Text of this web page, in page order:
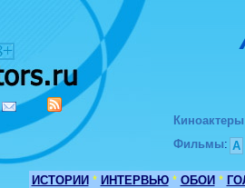
Киноактеры
Фильмы: А
ИСТОРИИ * ИНТЕРВЬЮ * ОБОИ *